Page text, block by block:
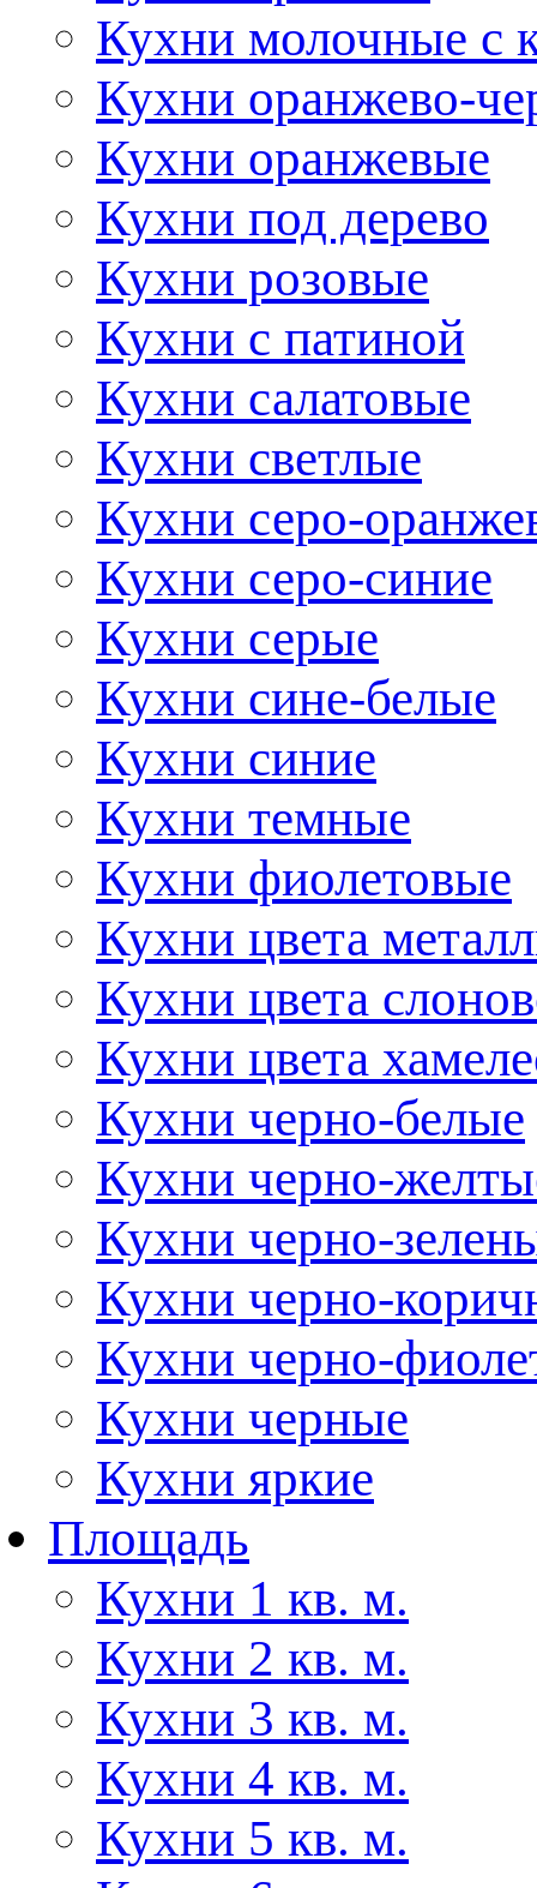
Кухни молочные с
Кухни оранжево-
Кухни оранжевые
Кухни под дерево
Кухни розовые
Кухни с патиной
Кухни салатовые
Кухни светлые
Кухни серо-
Кухни серо-синие
Кухни серые
Кухни сине-белые
Кухни синие
Кухни темные
Кухни фиолетовые
Кухни цвета
Кухни цвета
Кухни цвета
Кухни черно-белые
Кухни черно-
Кухни черно-
Кухни черно-
Кухни черно-
Кухни черные
Кухни яркие
Площадь
Кухни 1 кв. м.
Кухни 2 кв. м.
Кухни 3 кв. м.
Кухни 4 кв. м.
Кухни 5 кв. м.